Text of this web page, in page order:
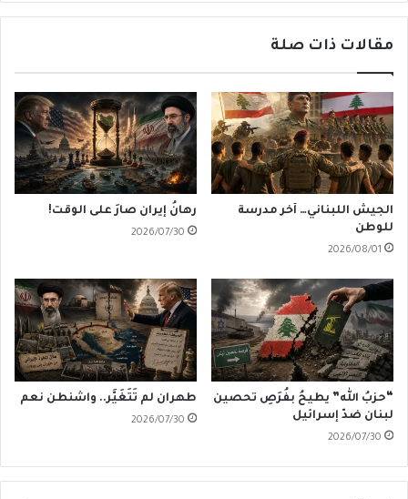
مقالات ذات صلة
الجيش اللبناني… آخر مدرسة
للوطن
2026/08/01
رهانُ إيران صارَ على الوقت!
2026/07/30
“حزبُ الله” يطيحُ بفُرَصِ تحصين
لبنان ضدّ إسرائيل
2026/07/30
طهران لم تَتَغَيَّر.. واشنطن نعم
2026/07/30